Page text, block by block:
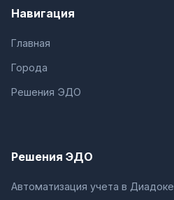
Навигация
Главная
Города
Решения ЭДО
Решения ЭДО
Автоматизация учета в Диадоке